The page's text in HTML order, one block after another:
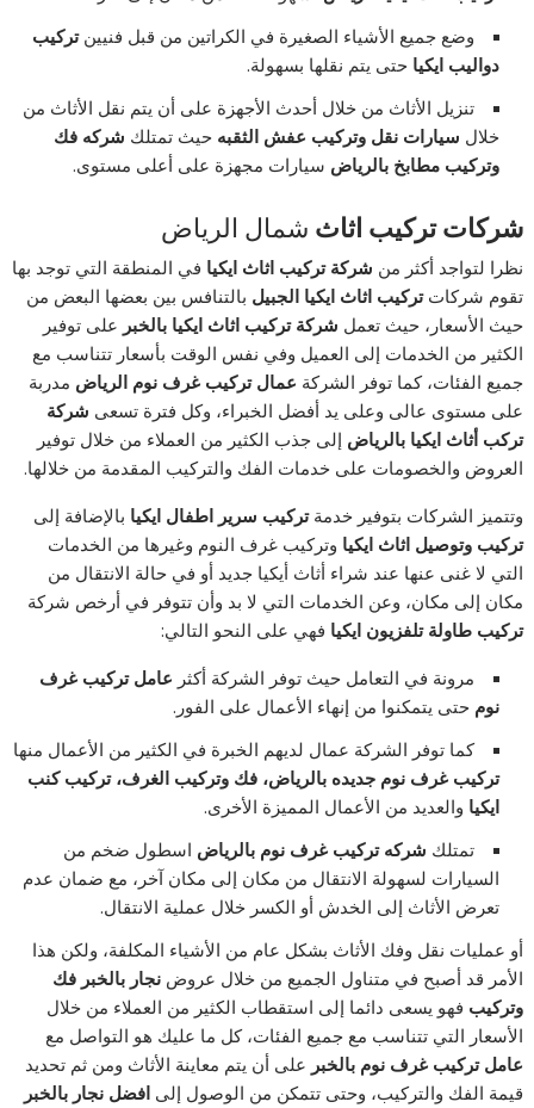
وضع جميع الأشياء الصغيرة في الكراتين من قبل فنيينتركيب
دواليب ايكيا حتى يتم نقلها بسهولة.
تنزيل الأثاث من خلال أحدث الأجهزة على أن يتم نقل الأثاث من
خلال سيارات نقل وتركيب عفش الثقبه حيث تمتلك شركه فك
وتركيب مطابخ بالرياض سيارات مجهزة على أعلى مستوى.
شركات تركيب اثاث شمال الرياض
نظرا لتواجد أكثر من شركة تركيب اثاث ايكيا في المنطقة التي توجد بها
تقوم شركاتتركيب اثاث ايكيا الجبيل بالتنافس بين بعضها البعض من
حيث الأسعار، حيث تعمل شركة تركيب اثاث ايكيا بالخبر على توفير
الكثير من الخدمات إلى العميل وفي نفس الوقت بأسعار تتناسب مع
جميع الفئات، كما توفر الشركة عمال تركيب غرف نوم الرياض مدربة
على مستوى عالى وعلى يد أفضل الخبراء، وكل فترة تسعى شركة
تركب أثاث ايكيا بالرياض إلى جذب الكثير من العملاء من خلال توفير
العروض والخصومات على خدمات الفك والتركيب المقدمة من خلالها.
وتتميز الشركات بتوفير خدمةتركيب سرير اطفال ايكيا بالإضافة إلى
تركيب وتوصيل اثاث ايكيا وتركيب غرف النوم وغيرها من الخدمات
التي لا غنى عنها عند شراء أثاث أيكيا جديد أو في حالة الانتقال من
مكان إلى مكان، وعن الخدمات التي لا بد وأن تتوفر في أرخص شركة
تركيب طاولة تلفزيون ايكيا فهي على النحو التالي:
مرونة في التعامل حيث توفر الشركة أكثر عامل تركيب غرف
نوم حتى يتمكنوا من إنهاء الأعمال على الفور.
كما توفر الشركة عمال لديهم الخبرة في الكثير من الأعمال منها
تركيب غرف نوم جديده بالرياض، فك وتركيب الغرف، تركيب كنب
ايكيا والعديد من الأعمال المميزة الأخرى.
تمتلك شركه تركيب غرف نوم بالرياض اسطول ضخم من
السيارات لسهولة الانتقال من مكان إلى مكان آخر، مع ضمان عدم
تعرض الأثاث إلى الخدش أو الكسر خلال عملية الانتقال.
أو عمليات نقل وفك الأثاث بشكل عام من الأشياء المكلفة، ولكن هذا
الأمر قد أصبح في متناول الجميع من خلال عروضنجار بالخبر فك
وتركيب فهو يسعى دائما إلى استقطاب الكثير من العملاء من خلال
الأسعار التي تتناسب مع جميع الفئات، كل ما عليك هو التواصل مع
عامل تركيب غرف نوم بالخبر على أن يتم معاينة الأثاث ومن ثم تحديد
قيمة الفك والتركيب، وحتى تتمكن من الوصول إلىافضل نجار بالخبر